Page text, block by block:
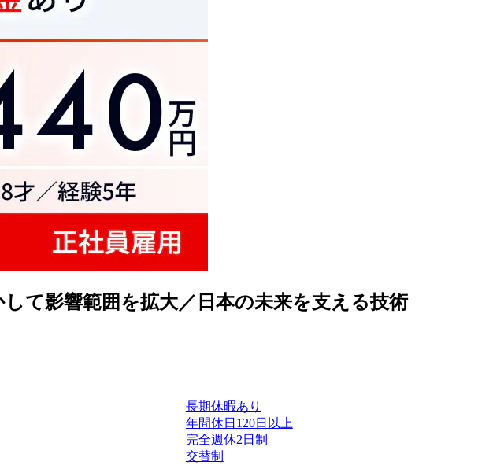
て影響範囲を拡大／日本の未来を支える技術
長期休暇あり
年間休日120日以上
完全週休2日制
交替制